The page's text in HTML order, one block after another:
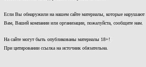
Если Вы обнаружили на нашем сайте материалы, которые нарушают
Вам, Вашей компании или организации, пожалуйста, сообщите нам.
На сайте могут быть опубликованы материалы 18+!
При цитировании ссылка на источник обязательна.